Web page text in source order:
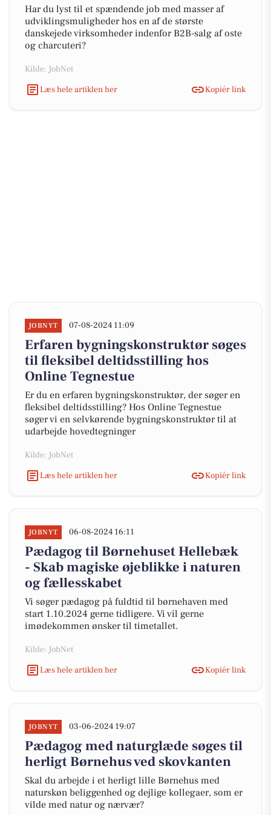
Har du lyst til et spændende job med masser af
udviklingsmuligheder hos en af de største
danskejede virksomheder indenfor B2B-salg af oste
og charcuteri?
Kilde: JobNet
Læs hele artiklen her
Kopiér link
JOBNYT 07-08-2024 11:09
Erfaren bygningskonstruktør søges
til fleksibel deltidsstilling hos
Online Tegnestue
Er du en erfaren bygningskonstruktør, der søger en
fleksibel deltidsstilling? Hos Online Tegnestue
søger vi en selvkørende bygningskonstruktør til at
udarbejde hovedtegninger
Kilde: JobNet
Læs hele artiklen her
Kopiér link
JOBNYT 06-08-2024 16:11
Pædagog til Børnehuset Hellebæk
- Skab magiske øjeblikke i naturen
og fællesskabet
Vi søger pædagog på fuldtid til børnehaven med
start 1.10.2024 gerne tidligere. Vi vil gerne
imødekommen ønsker til timetallet.
Kilde: JobNet
Læs hele artiklen her
Kopiér link
JOBNYT 03-06-2024 19:07
Pædagog med naturglæde søges til
herligt Børnehus ved skovkanten
Skal du arbejde i et herligt lille Børnehus med
naturskøn beliggenhed og dejlige kollegaer, som er
vilde med natur og nærvær?